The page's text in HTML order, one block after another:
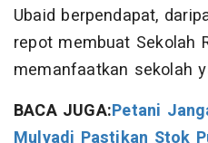
Ubaid berpendapat,
repot membuat Sekolah
memanfaatkan sekolah
BACA JUGA:Petani